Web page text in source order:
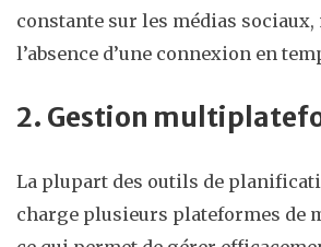
constante sur les médias sociaux,
l’absence d’une connexion en
2. Gestion
La plupart des outils de
charge plusieurs plateformes de